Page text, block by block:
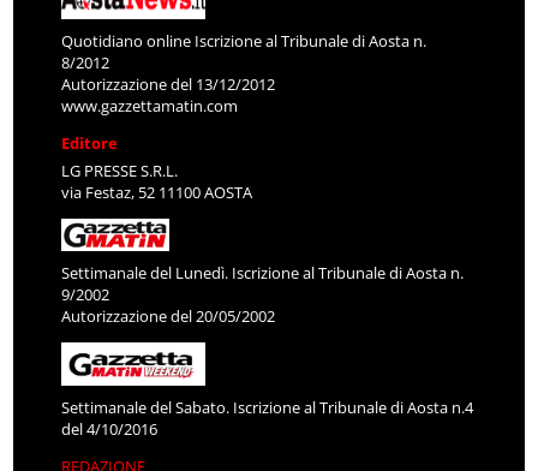
Quotidiano online Iscrizione al Tribunale di Aosta n.
8/2012
Autorizzazione del 13/12/2012
www.gazzettamatin.com
Editore
LG PRESSE S.R.L.
via Festaz, 52 11100 AOSTA
Settimanale del Lunedì. Iscrizione al Tribunale di Aosta n.
9/2002
Autorizzazione del 20/05/2002
Settimanale del Sabato. Iscrizione al Tribunale di Aosta n.4
del 4/10/2016
REDAZIONE